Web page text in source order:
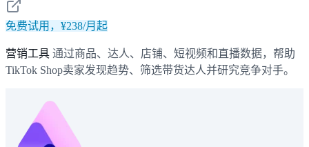
免费试用，¥238/月起
营销工具 通过商品、达人、店铺、短视频和直播数据，帮助
TikTok Shop卖家发现趋势、筛选带货达人并研究竞争对手。